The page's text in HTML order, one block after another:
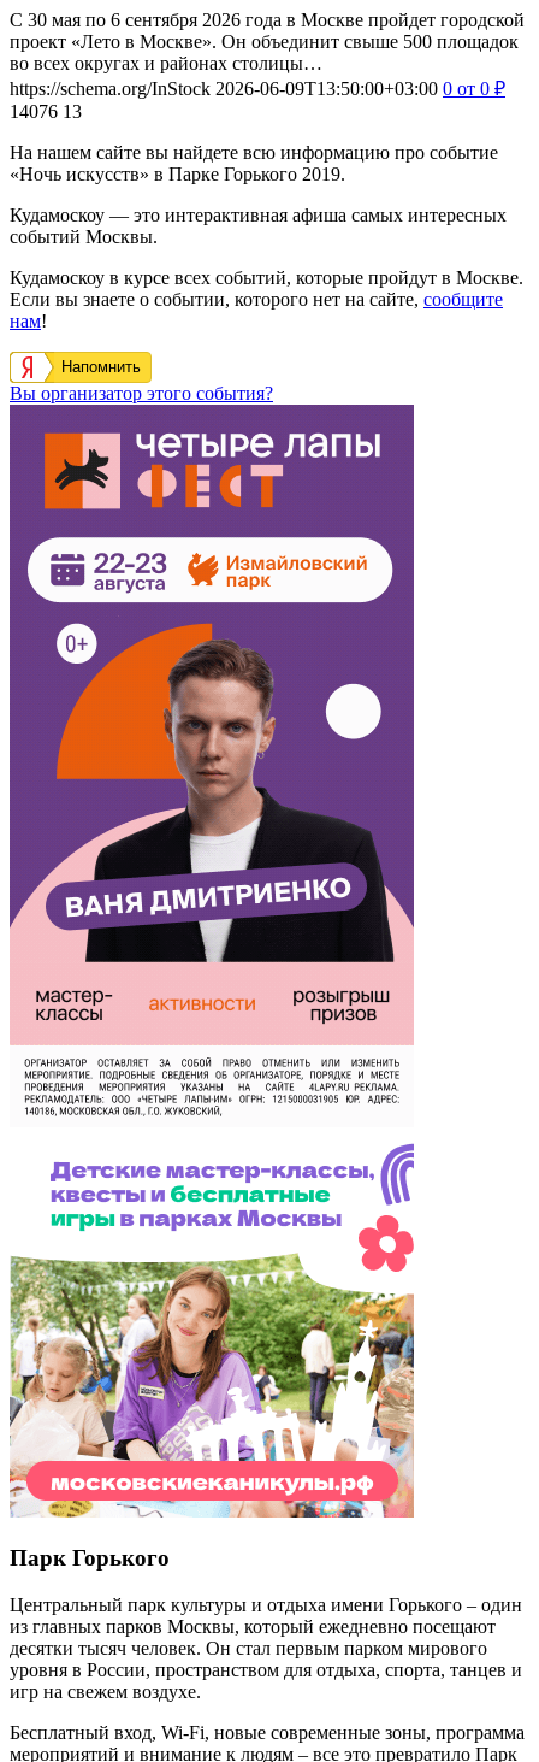
С 30 мая по 6 сентября 2026 года в Москве пройдет городской
проект «Лето в Москве». Он объединит свыше 500 площадок
во всех округах и районах столицы…
https://schema.org/InStock 2026-06-09T13:50:00+03:00 0 от 0 ₽
14076 13
На нашем сайте вы найдете всю информацию про событие
«Ночь искусств» в Парке Горького 2019.
Кудамоскоу — это интерактивная афиша самых интересных
событий Москвы.
Кудамоскоу в курсе всех событий, которые пройдут в Москве.
Если вы знаете о событии, которого нет на сайте, сообщите
нам!
Напомнить
Вы организатор этого события?
Парк Горького
Центральный парк культуры и отдыха имени Горького – один
из главных парков Москвы, который ежедневно посещают
десятки тысяч человек. Он стал первым парком мирового
уровня в России, пространством для отдыха, спорта, танцев и
игр на свежем воздухе.
Бесплатный вход, Wi-Fi, новые современные зоны, программа
мероприятий и внимание к людям – все это превратило Парк